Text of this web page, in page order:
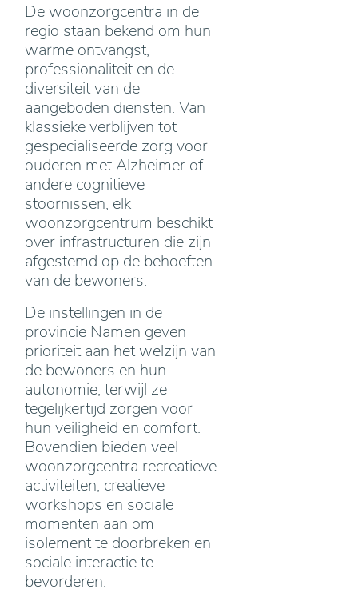
De woonzorgcentra in de
regio staan bekend om hun
warme ontvangst,
professionaliteit en de
diversiteit van de
aangeboden diensten. Van
klassieke verblijven tot
gespecialiseerde zorg voor
ouderen met Alzheimer of
andere cognitieve
stoornissen, elk
woonzorgcentrum beschikt
over infrastructuren die zijn
afgestemd op de behoeften
van de bewoners.
De instellingen in de
provincie Namen geven
prioriteit aan het welzijn van
de bewoners en hun
autonomie, terwijl ze
tegelijkertijd zorgen voor
hun veiligheid en comfort.
Bovendien bieden veel
woonzorgcentra recreatieve
activiteiten, creatieve
workshops en sociale
momenten aan om
isolement te doorbreken en
sociale interactie te
bevorderen.